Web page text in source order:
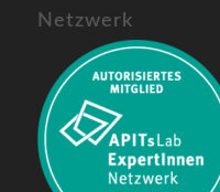
Netzwerk